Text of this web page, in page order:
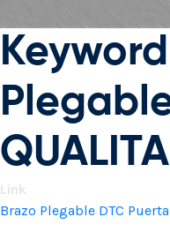
QUALITA
Link
Brazo Plegable DTC